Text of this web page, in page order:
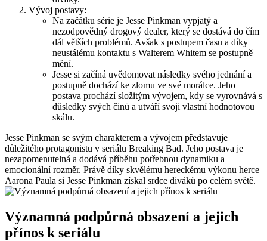
Vývoj postavy:
Na⁣ začátku série je Jesse Pinkman vypjatý a
nezodpovědný drogový⁤ dealer, který se dostává do čím
dál ⁤větších problémů. Avšak s⁤ postupem času a díky⁣
neustálému kontaktu s Walterem Whitem se postupně
mění.
Jesse si⁣ začíná uvědomovat následky svého jednání a
postupně dochází ke zlomu​ ve‌ své‍ morálce. Jeho​
postava ⁣prochází složitým ⁣vývojem, kdy se vyrovnává s
důsledky svých činů a utváří svoji ⁢vlastní hodnotovou
skálu.
Jesse ‌Pinkman se svým charakterem a vývojem představuje
důležitého protagonistu⁣ v seriálu⁣ Breaking Bad. ​Jeho postava je
nezapomenutelná ⁤a dodává příběhu potřebnou dynamiku a
emocionální rozměr. Právě díky skvělému ⁣hereckému výkonu herce
Aarona Paula si Jesse Pinkman získal​ srdce diváků po celém světě.
Významná podpůrná obsazení a⁤ jejich
přínos‍ k seriálu